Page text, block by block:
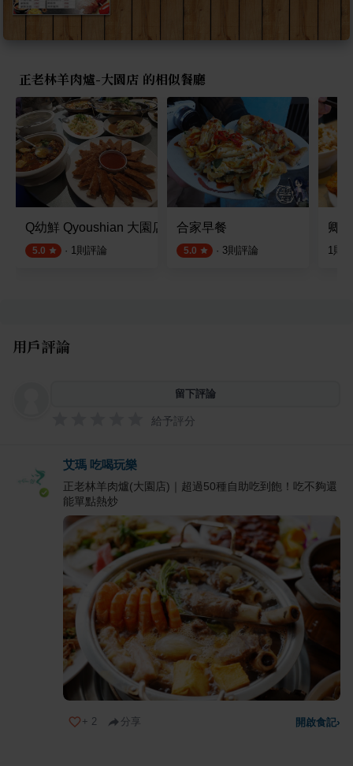
正老林羊肉爐-大園店 的相似餐廳
Q幼鮮 Qyoushian 大園店
5.0 · 1則評論
合家早餐
5.0 · 3則評論
卿
1則
用戶評論
留下評論
給予評分
艾瑪 吃喝玩樂
正老林羊肉爐(大園店)｜超過50種自助吃到飽！吃不夠還
能單點熱炒
+ 2 分享 開啟食記›